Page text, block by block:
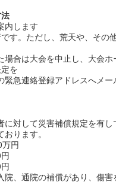
内します
す。ただし、荒天や、その
合は大会を中止し、大会ホ
を
急連絡登録アドレスへメー
に対して災害補償規定を有し
ります。
円
院、通院の補償があり、傷害